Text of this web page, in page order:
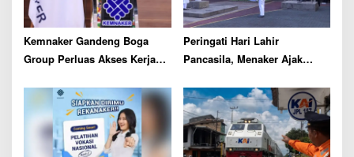
Kemnaker Gandeng Boga
Group Perluas Akses Kerja
Peringati Hari Lahir
Pancasila, Menaker Ajak
dalam Kehidupan Sehari-hari